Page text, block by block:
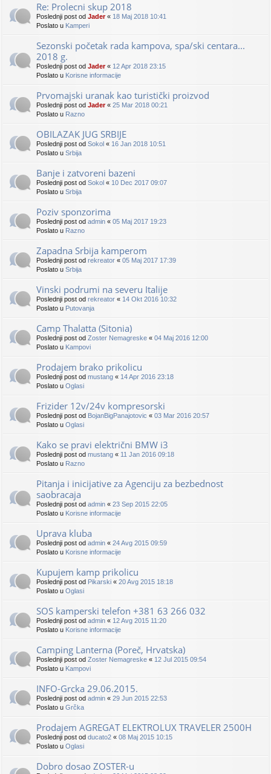
Re: Prolecni skup 2018
Poslednji post od Jader« 18 Maj 2018 10:41
Poslato u Kamperi
Sezonski početak rada kampova, spa/ski centara...
2018 g.
Poslednji post od Jader« 12 Apr 2018 23:15
Poslato u Korisne informacije
Prvomajski uranak kao turistički proizvod
Poslednji post od Jader« 25 Mar 2018 00:21
Poslato u Razno
OBILAZAK JUG SRBIJE
Poslednji post od Sokol « 16 Jan 2018 10:51
Poslato u Srbija
Banje i zatvoreni bazeni
Poslednji post od Sokol « 10 Dec 2017 09:07
Poslato u Srbija
Poziv sponzorima
Poslednji post od admin « 05 Maj 2017 19:23
Poslato u Razno
Zapadna Srbija kamperom
Poslednji post od rekreator « 05 Maj 2017 17:39
Poslato u Srbija
Vinski podrumi na severu Italije
Poslednji post od rekreator « 14 Okt 2016 10:32
Poslato u Putovanja
Camp Thalatta (Sitonia)
Poslednji post od Zoster Nemagreske « 04 Maj 2016 12:00
Poslato u Kampovi
Prodajem brako prikolicu
Poslednji post od mustang « 14 Apr 2016 23:18
Poslato u Oglasi
Frizider 12v/24v kompresorski
Poslednji post od BojanBigPanajotovic « 03 Mar 2016 20:57
Poslato u Oglasi
Kako se pravi električni BMW i3
Poslednji post od mustang « 11 Jan 2016 09:18
Poslato u Razno
Pitanja i inicijative za Agenciju za bezbednost
saobracaja
Poslednji post od admin « 23 Sep 2015 22:05
Poslato u Korisne informacije
Uprava kluba
Poslednji post od admin « 24 Avg 2015 09:59
Poslato u Korisne informacije
Kupujem kamp prikolicu
Poslednji post od Pikarski « 20 Avg 2015 18:18
Poslato u Oglasi
SOS kamperski telefon +381 63 266 032
Poslednji post od admin « 12 Avg 2015 11:20
Poslato u Korisne informacije
Camping Lanterna (Poreč, Hrvatska)
Poslednji post od Zoster Nemagreske « 12 Jul 2015 09:54
Poslato u Kampovi
INFO-Grcka 29.06.2015.
Poslednji post od admin « 29 Jun 2015 22:53
Poslato u Grčka
Prodajem AGREGAT ELEKTROLUX TRAVELER 2500H
Poslednji post od ducato2 « 08 Maj 2015 10:15
Poslato u Oglasi
Dobro dosao ZOSTER-u